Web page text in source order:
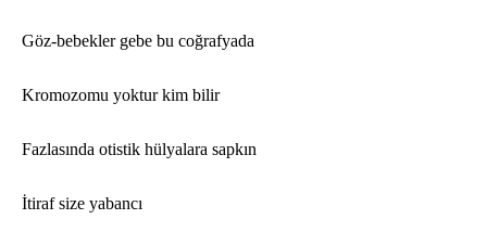
Göz-bebekler gebe bu coğrafyada
Kromozomu yoktur kim bilir
Fazlasında otistik hülyalara sapkın
İtiraf size yabancı